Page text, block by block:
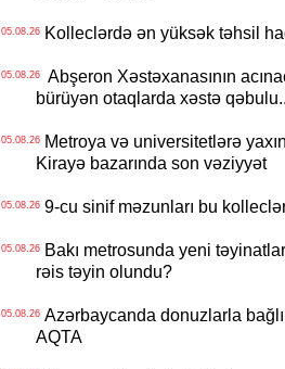
05.08.26Kolleclərdə ən yüksək təhsil
05.08.26Abşeron Xəstəxanasının
bürüyən otaqlarda xəstə
05.08.26Metroya və universitetlərə
Kirayə bazarında son vəziyyət
05.08.269-cu sinif məzunları bu
05.08.26Bakı metrosunda yeni
rəis təyin olundu?
05.08.26Azərbaycanda donuzlarla
AQTA